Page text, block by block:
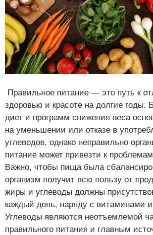
Правильное питание — это путь к
здоровью и красоте на долгие годы.
диет и программ снижения веса
на уменьшении или отказе в
углеводов, однако неправильно
питание может привезти к
Важно, чтобы пища была
организм получит всю пользу от
жиры и углеводы должны
каждый день, наряду с витаминами
Углеводы являются неотъемлемой
правильного питания и главным